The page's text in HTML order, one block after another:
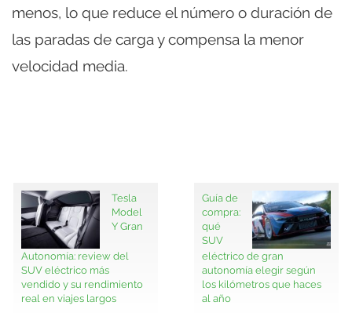
menos, lo que reduce el número o duración de
las paradas de carga y compensa la menor
velocidad media.
Tesla
Model
Y Gran
Autonomía: review del
SUV eléctrico más
vendido y su rendimiento
real en viajes largos
Guía de
compra:
qué
SUV
eléctrico de gran
autonomía elegir según
los kilómetros que haces
al año